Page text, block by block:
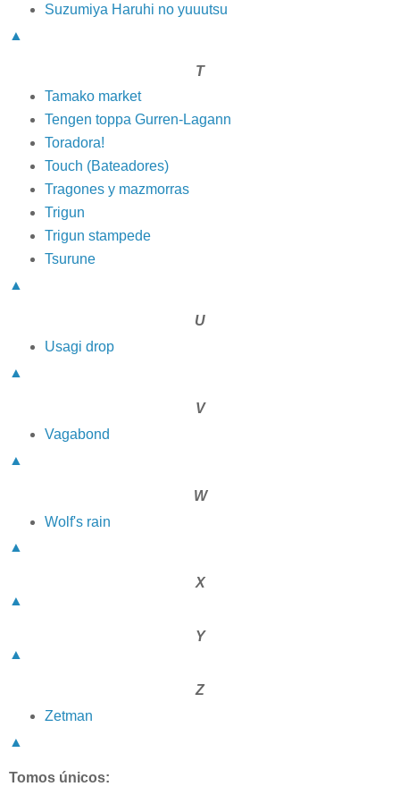
Suzumiya Haruhi no yuuutsu
▲
T
Tamako market
Tengen toppa Gurren-Lagann
Toradora!
Touch (Bateadores)
Tragones y mazmorras
Trigun
Trigun stampede
Tsurune
▲
U
Usagi drop
▲
V
Vagabond
▲
W
Wolf's rain
▲
X
▲
Y
▲
Z
Zetman
▲
Tomos únicos: